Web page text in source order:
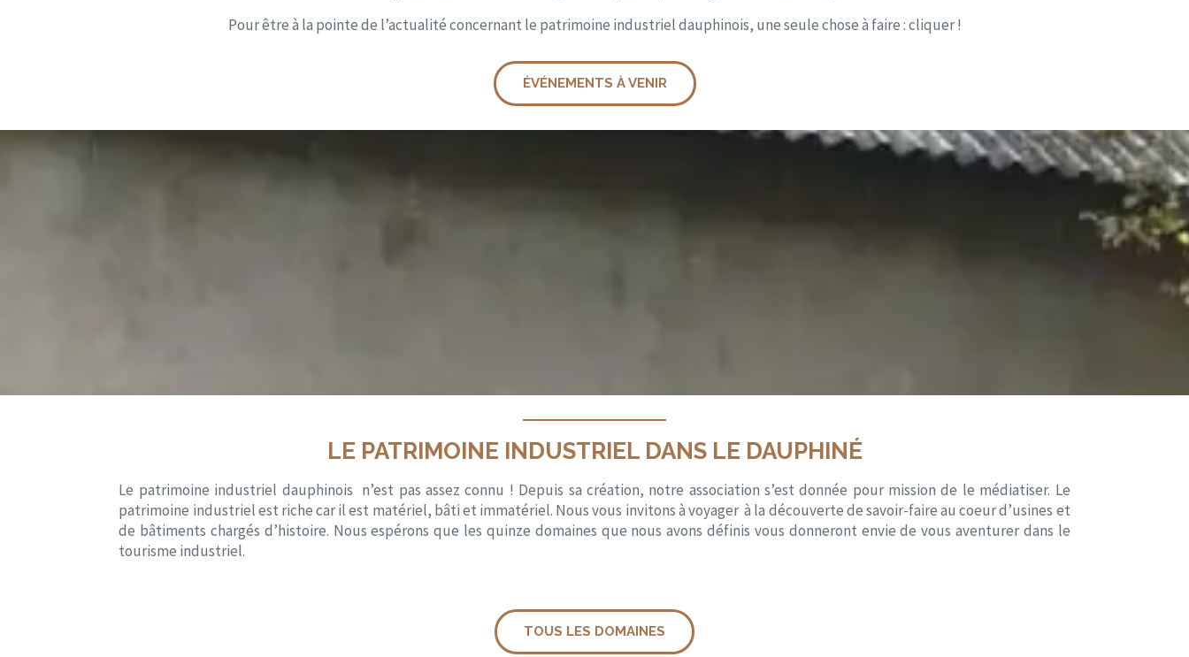
Pour être à la pointe de l’actualité concernant le patrimoine industriel dauphinois, une seule chose à faire : cliquer !
ÉVÉNEMENTS À VENIR
LE PATRIMOINE INDUSTRIEL DANS LE DAUPHINÉ
Le patrimoine industriel dauphinois n’est pas assez connu ! Depuis sa création, notre association s’est donnée pour mission de le médiatiser. Le
patrimoine industriel est riche car il est matériel, bâti et immatériel. Nous vous invitons à voyager à la découverte de savoir-faire au coeur d’usines et
de bâtiments chargés d’histoire. Nous espérons que les quinze domaines que nous avons définis vous donneront envie de vous aventurer dans le
tourisme industriel.
TOUS LES DOMAINES